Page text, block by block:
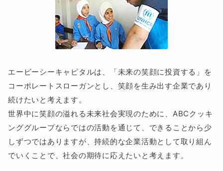
エービーシーキャピタルは、「未来の笑顔に投資する」を
コーポレートスローガンとし、笑顔を生み出す企業であり
続けたいと考えます。
世界中に笑顔の溢れる未来社会実現のために、ABCクッキ
ンググループならではの活動を通じて、できることから少
しずつではありますが、持続的な企業活動として取り組ん
でいくことで、社会の期待に応えたいと考えます。